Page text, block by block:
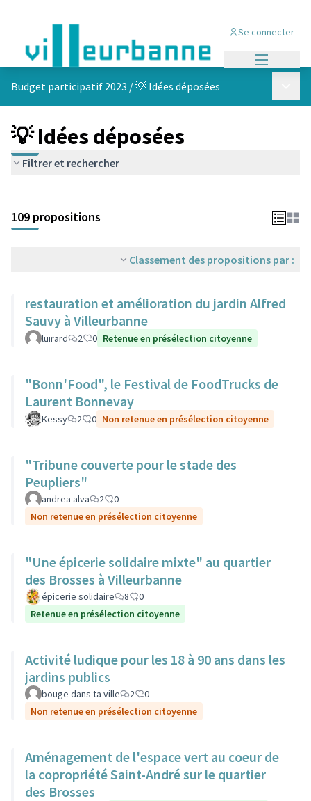
Se connecter
Budget participatif 2023 /💡 Idées déposées
💡 Idées déposées
Filtrer et rechercher
+
−
109 propositions
Classement des propositions par :
restauration et amélioration du jardin Alfred
Sauvy à Villeurbanne
luirard 2 0 Retenue en présélection citoyenne
"Bonn'Food", le Festival de FoodTrucks de
Laurent Bonnevay
Kessy 2 0 Non retenue en présélection citoyenne
"Tribune couverte pour le stade des
Peupliers"
andrea alva 2
0
Non retenue en présélection citoyenne
"Une épicerie solidaire mixte" au quartier
des Brosses à Villeurbanne
épicerie solidaire 8
0
Retenue en présélection citoyenne
Activité ludique pour les 18 à 90 ans dans les
jardins publics
bouge dans ta ville 2
0
Non retenue en présélection citoyenne
Aménagement de l'espace vert au coeur de
la copropriété Saint-André sur le quartier
des Brosses